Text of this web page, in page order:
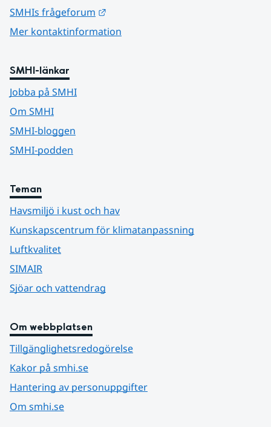
SMHIs frågeforum
Mer kontaktinformation
SMHI-länkar
Jobba på SMHI
Om SMHI
SMHI-bloggen
SMHI-podden
Teman
Havsmiljö i kust och hav
Kunskapscentrum för klimatanpassning
Luftkvalitet
SIMAIR
Sjöar och vattendrag
Om webbplatsen
Tillgänglighetsredogörelse
Kakor på smhi.se
Hantering av personuppgifter
Om smhi.se